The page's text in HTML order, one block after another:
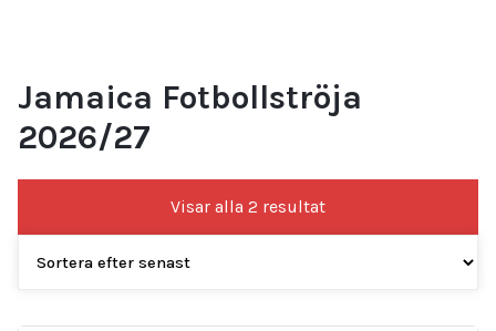
Jamaica Fotbollströja
2026/27
Visar alla 2 resultatSortera
efter